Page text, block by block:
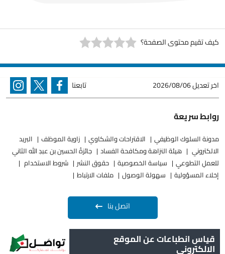
قياس انطباعات عن الموقع
الالكتروني
كيف تقيم محتوى الصفحة؟
اخر تعديل2026/08/06 تابعنا
روابط سريعة
مدونة السلوك الوظيفي الاقتراحات والشكاوي زاوية الموظف
البريد
الالكتروني
هيئة النزاهة ومكافحة الفساد
جائزةُ الحسين بن عبدِ الله الثاني
للعملِ التطوعيِ
سياسة الخصوصية حقوق النشر
شروط الاستخدام
إخلاء المسؤولية
سهولة الوصول ملفات الارتباط
اتصل بنا